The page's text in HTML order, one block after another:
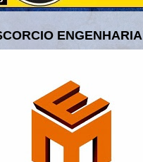
ENGENHARIA